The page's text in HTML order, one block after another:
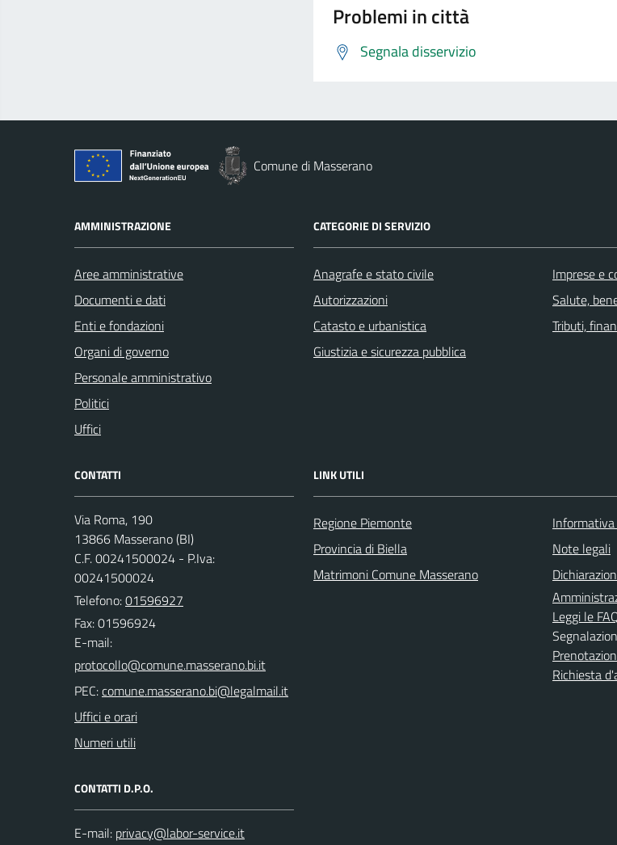
Problemi in città
Segnala disservizio
Comune di Masserano
AMMINISTRAZIONE
Aree amministrative
Documenti e dati
Enti e fondazioni
Organi di governo
Personale amministrativo
Politici
Uffici
CATEGORIE DI SERVIZIO
Anagrafe e stato civile
Autorizzazioni
Catasto e urbanistica
Giustizia e sicurezza pubblica
Imprese e
Salute,
Tributi,
CONTATTI
Via Roma, 190
13866 Masserano (BI)
C.F. 00241500024 - P.Iva:
00241500024
Telefono:01596927
Fax: 01596924
E-mail:
PEC:
Uffici e orari
Numeri utili
CONTATTI D.P.O.
E-mail:
LINK UTILI
Regione Piemonte
Provincia di Biella
Matrimoni Comune Masserano
Note legali
Leggi le
Richiesta